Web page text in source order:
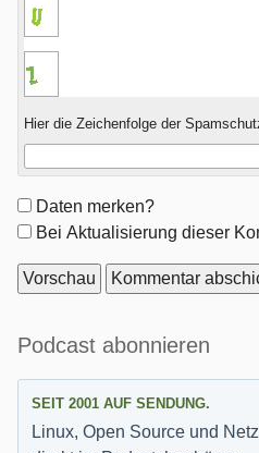
Hier die Zeichenfolge der
Formular-
Optionen
Daten merken?
Bei Aktualisierung dieser
Seitenleiste
Podcast abonnieren
SEIT 2001 AUF SENDUNG.
Linux, Open Source und